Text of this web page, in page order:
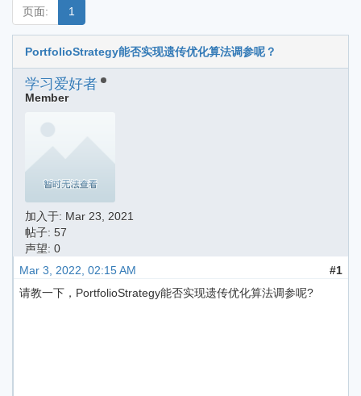
页面: 1
PortfolioStrategy能否实现遗传优化算法调参呢？
学习爱好者
Member
加入于: Mar 23, 2021
帖子: 57
声望: 0
Mar 3, 2022, 02:15 AM
#1
请教一下，PortfolioStrategy能否实现遗传优化算法调参呢?